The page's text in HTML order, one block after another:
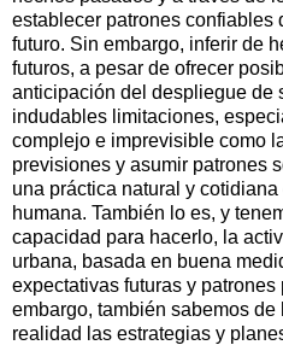
establecer patrones confiables
futuro. Sin embargo, inferir de
futuros, a pesar de ofrecer
anticipación del despliegue de
indudables limitaciones,
complejo e imprevisible como
previsiones y asumir patrones
una práctica natural y
humana. También lo es, y
capacidad para hacerlo, la
urbana, basada en buena
expectativas futuras y
embargo, también sabemos
realidad las estrategias y